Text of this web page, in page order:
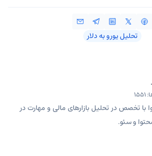
تحلیل یورو به دلار
با تخصص در تحلیل بازارهای مالی و مهارت در
و سئو.